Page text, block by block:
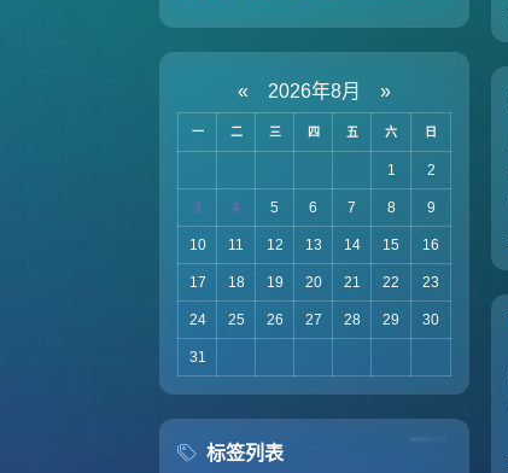
« 2026年8月 »
一 二 三 四 五 六 日
1 2
3 4 5 6 7 8 9
10 11 12 13 14 15 16
17 18 19 20 21 22 23
24 25 26 27 28 29 30
31
标签列表